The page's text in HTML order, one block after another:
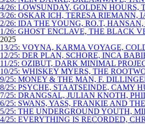
4/26: LOWSUNDAY, GOLDEN
3/26: OSKAR ICH, TERESA RIEMANN,
2/26: IDA THE YOUNG, RO.T,
1/26: GHOST ENCLAVE, THE BLACK
2025
13/25: VOYNA, KARMA VOYAGE,
12/25: DER PLAN, SCHORE, INCA
11/25: OZIBUT, DARK MINIMAL
10/25: WHISKEY MYERS, THE
9/25: MONEY & THE MAN, F.
8/25: PSYCHE, STAATSEINDE, CAMY
7/25: DRANGSAL, JULIAN KNOTH,
6/25: SWANS, YASS, FRANKIE AND
5/25: THE UNDERGROUND YOUTH,
4/25: EVERYTHING IS RECORDED,